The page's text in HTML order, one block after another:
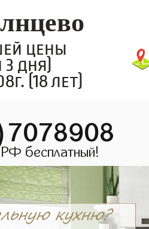
цены
дня)
(18 лет)
бесплатный!